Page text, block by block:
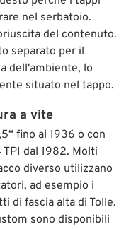
nel serbatoio.
del contenuto.
separato per il
dell'ambiente, lo
situato nel tappo.
a vite
fino al 1936 o con
dal 1982. Molti
diverso utilizzano
ad esempio i
di fascia alta di Tolle.
sono disponibili